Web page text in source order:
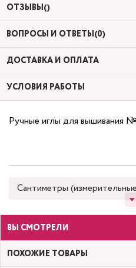
ОТЗЫВЫ()
ВОПРОСЫ И ОТВЕТЫ(0)
ДОСТАВКА И ОПЛАТА
УСЛОВИЯ РАБОТЫ
Ручные иглы для вышивания
Сантиметры
ВЫ СМОТРЕЛИ
ПОХОЖИЕ ТОВАРЫ